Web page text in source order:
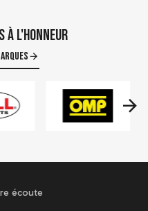
à l'honneur
écoute